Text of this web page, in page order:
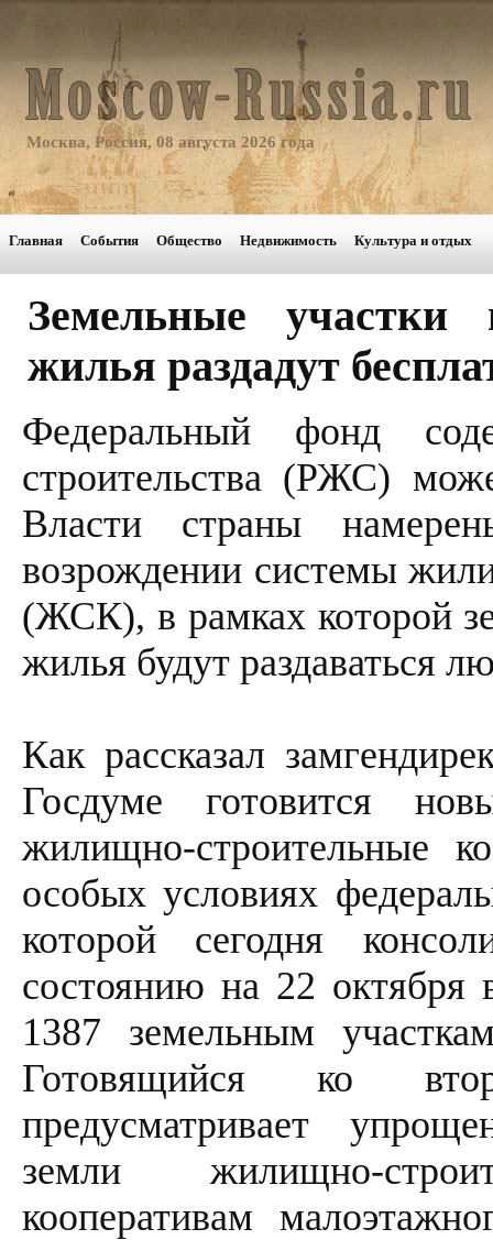
Москва, Россия, 08 августа 2026 года
Главная События Общество Недвижимость Культура и отдых
Земельные участки
жилья раздадут
Федеральный фонд
строительства (РЖС)
Власти страны
возрождении системы
(ЖСК), в рамках которой
жилья будут раздаваться
Как рассказал
Госдуме готовится
жилищно-строительные
особых условиях
которой сегодня
состоянию на 22
1387 земельным
Готовящийся ко
предусматривает
земли жилищно-
кооперативам